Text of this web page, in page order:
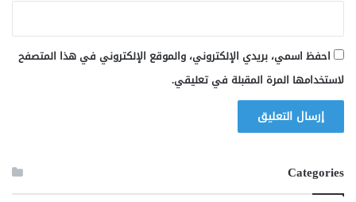
احفظ اسمي، بريدي الإلكتروني، والموقع الإلكتروني في هذا المتصفح
لاستخدامها المرة المقبلة في تعليقي.
Categories